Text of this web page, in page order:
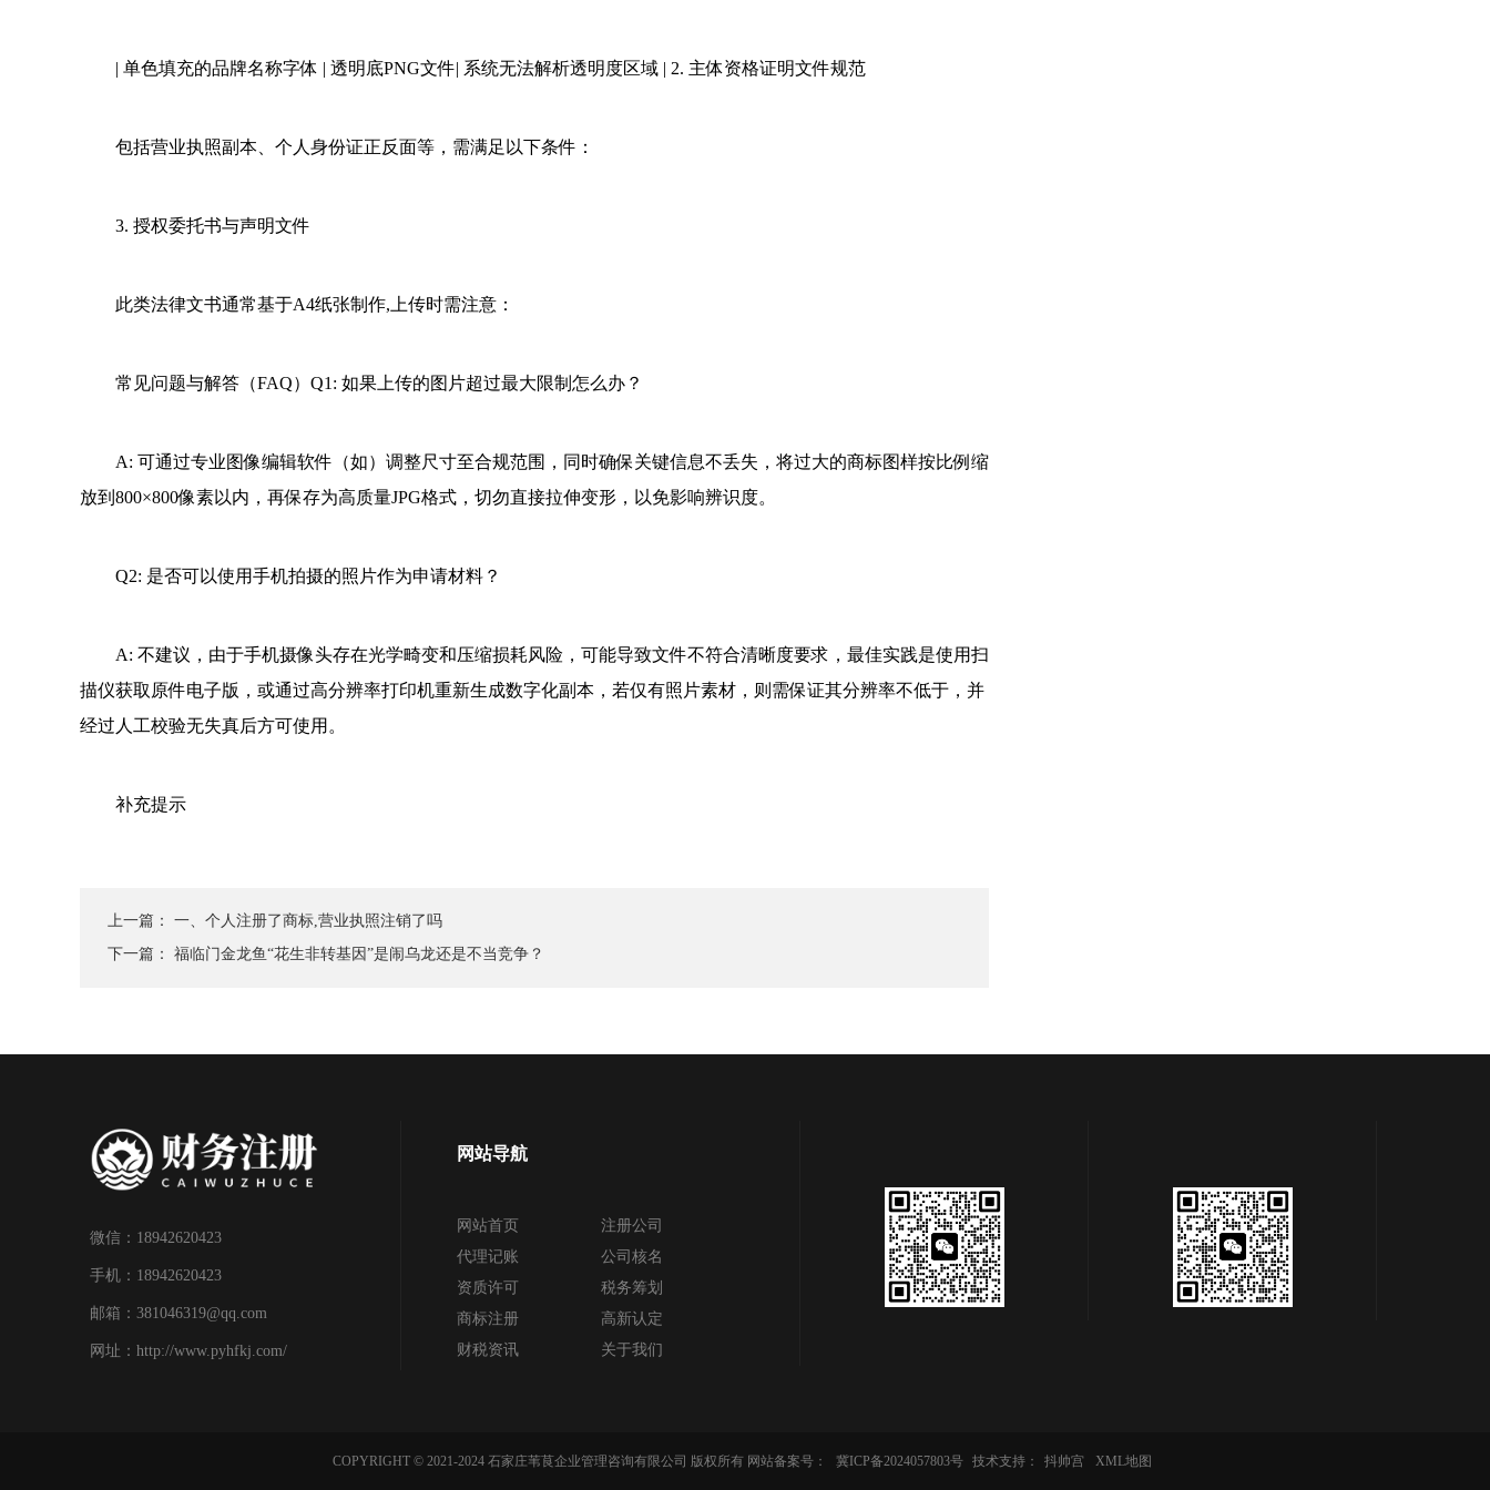
| 单色填充的品牌名称字体 | 透明底PNG文件| 系统无法解析透明度区域 | 2. 主体资格证明文件规范
包括营业执照副本、个人身份证正反面等，需满足以下条件：
3. 授权委托书与声明文件
此类法律文书通常基于A4纸张制作,上传时需注意：
常见问题与解答（FAQ）Q1: 如果上传的图片超过最大限制怎么办？
A: 可通过专业图像编辑软件（如）调整尺寸至合规范围，同时确保关键信息不丢失，将过大的商标图样按比例缩
放到800×800像素以内，再保存为高质量JPG格式，切勿直接拉伸变形，以免影响辨识度。
Q2: 是否可以使用手机拍摄的照片作为申请材料？
A: 不建议，由于手机摄像头存在光学畸变和压缩损耗风险，可能导致文件不符合清晰度要求，最佳实践是使用扫
描仪获取原件电子版，或通过高分辨率打印机重新生成数字化副本，若仅有照片素材，则需保证其分辨率不低于，并
经过人工校验无失真后方可使用。
补充提示
上一篇： 一、个人注册了商标,营业执照注销了吗
下一篇： 福临门金龙鱼“花生非转基因”是闹乌龙还是不当竞争？
微信：18942620423
手机：18942620423
邮箱：381046319@qq.com
网址：http://www.pyhfkj.com/
网站导航
网站首页
注册公司
代理记账
公司核名
资质许可
税务筹划
商标注册
高新认定
财税资讯
关于我们
COPYRIGHT © 2021-2024 石家庄苇茛企业管理咨询有限公司 版权所有 网站备案号： 冀ICP备2024057803号 技术支持： 抖帅宫 XML地图